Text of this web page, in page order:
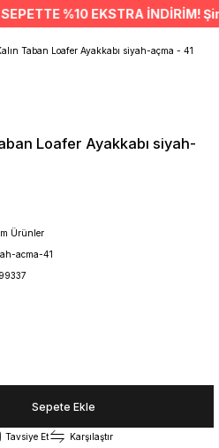
TESLİMAT İMKANI
Taban Loafer Ayakkabı siyah-açma - 41
Loafer Ayakkabı siyah-
Ürünler
acma-41
Sepete Ekle
Tavsiye Et Karşılaştır
%10 EKSTRA